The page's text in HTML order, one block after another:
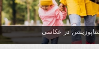
در عکاسی